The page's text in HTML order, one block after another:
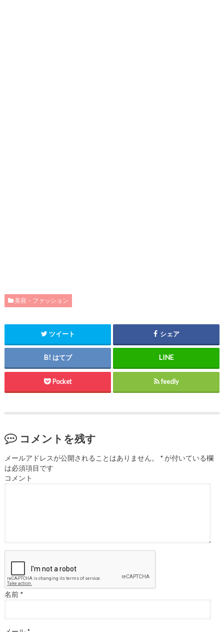
美容・ファッション
ツイート シェア
はてブ
Pocket feedly
コメントを残す
メールアドレスが公開されることはありません。 *が付いている欄
は必須項目です
コメント
名前 *